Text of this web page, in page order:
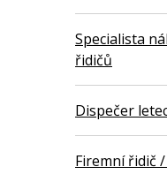
Specialista
řidičů
Dispečer
Firemní řidič